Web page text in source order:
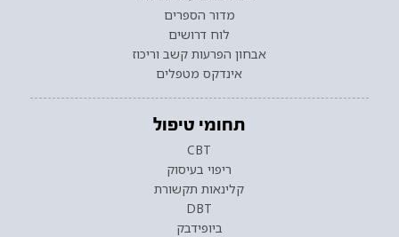
מדור הספרים
לוח דרושים
אבחון הפרעות קשב וריכוז
אינדקס מטפלים
תחומי טיפול
CBT
ריפוי בעיסוק
קלינאות תקשורת
DBT
ביופידבק